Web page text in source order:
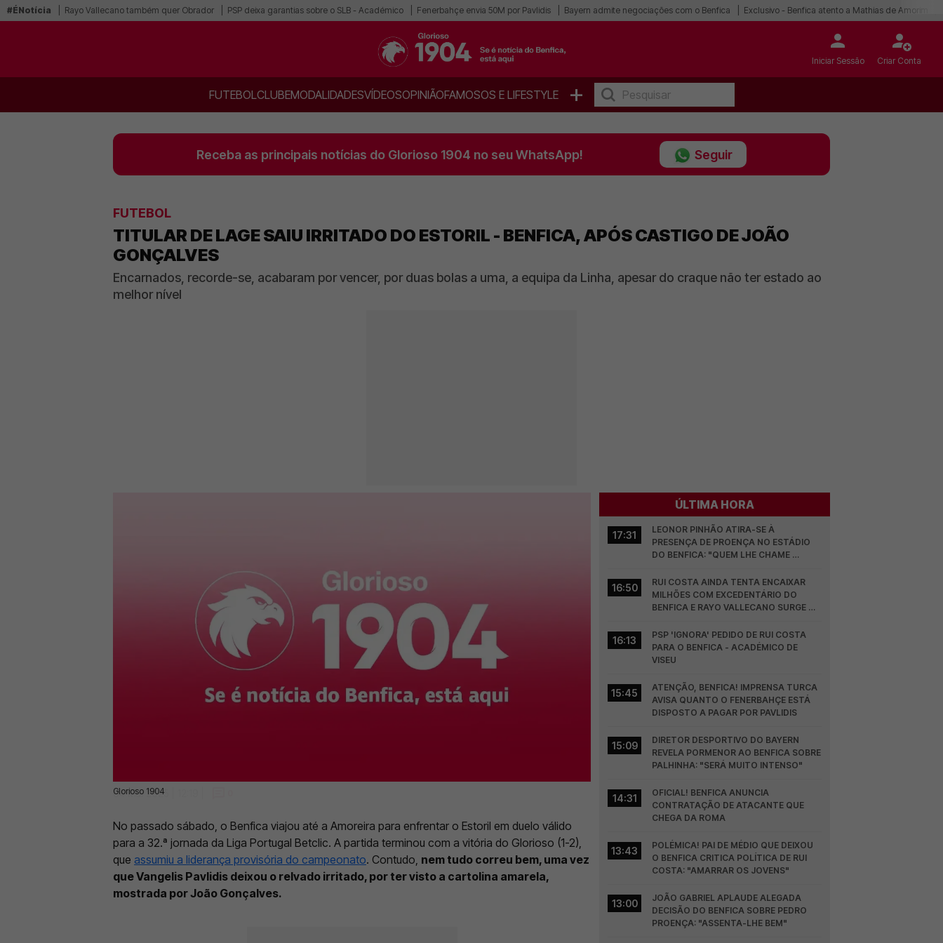
#ÉNotícia Rayo Vallecano também quer Obrador PSP deixa garantias sobre o SLB - Académico Fenerbahçe envia 50M por Pavlidis Bayern admite negociações com o Benfica Exclusivo - Benfica atento a Mathias de Amorim
Iniciar Sessão Criar Conta
FUTEBOLCLUBEMODALIDADESVÍDEOSOPINIÃOFAMOSOS E LIFESTYLE +
Receba as principais notícias do Glorioso 1904 no seu WhatsApp! Seguir
FUTEBOL
TITULAR DE LAGE SAIU IRRITADO DO ESTORIL - BENFICA, APÓS CASTIGO DE JOÃO
GONÇALVES
Encarnados, recorde-se, acabaram por vencer, por duas bolas a uma, a equipa da Linha, apesar do craque não ter estado ao
melhor nível
Glorioso 1904
04 Mai 2025 | 12:19 |
No passado sábado, o Benfica viajou até a Amoreira para enfrentar o Estoril em duelo válido
para a 32.ª jornada da Liga Portugal Betclic. A partida terminou com a vitória do Glorioso (1-2),
que assumiu a liderança provisória do campeonato. Contudo, nem tudo correu bem, uma vez
que Vangelis Pavlidis deixou o relvado irritado, por ter visto a cartolina amarela,
mostrada por João Gonçalves.
ÚLTIMA HORA
17:31
LEONOR PINHÃO ATIRA-SE À
PRESENÇA DE PROENÇA NO ESTÁDIO
DO BENFICA: "QUEM LHE CHAME
16:50
RUI COSTA AINDA TENTA ENCAIXAR
MILHÕES COM EXCEDENTÁRIO DO
BENFICA E RAYO VALLECANO SURGE NA
16:13
PSP 'IGNORA' PEDIDO DE RUI COSTA
PARA O BENFICA - ACADÉMICO DE
VISEU
15:45
ATENÇÃO, BENFICA! IMPRENSA TURCA
AVISA QUANTO O FENERBAHÇE ESTÁ
DISPOSTO A PAGAR POR PAVLIDIS
15:09
DIRETOR DESPORTIVO DO BAYERN
REVELA PORMENOR AO BENFICA SOBRE
PALHINHA: "SERÁ MUITO INTENSO"
14:31
OFICIAL! BENFICA ANUNCIA
CONTRATAÇÃO DE ATACANTE QUE
CHEGA DA ROMA
13:43
POLÉMICA! PAI DE MÉDIO QUE DEIXOU
O BENFICA CRITICA POLÍTICA DE RUI
COSTA: "AMARRAR OS JOVENS"
13:00
JOÃO GABRIEL APLAUDE ALEGADA
DECISÃO DO BENFICA SOBRE PEDRO
PROENÇA: "ASSENTA-LHE BEM"